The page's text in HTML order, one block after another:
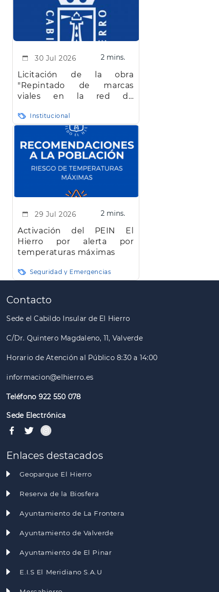
30 Jul 2026 2 mins.
Licitación de la obra
"Repintado de marcas
viales en la red de
Hierro"
Institucional
29 Jul 2026 2 mins.
Activación del PEIN El
Hierro por alerta por
temperaturas máximas
Seguridad y Emergencias
Paginación
Contacto
Sede el Cabildo Insular de El Hierro
C/Dr. Quintero Magdaleno, 11, Valverde
Horario de Atención al Público 8:30 a 14:00
informacion@elhierro.es
Teléfono 922 550 078
Sede Electrónica
Enlaces destacados
Geoparque El Hierro
Reserva de la Biosfera
Ayuntamiento de La Frontera
Ayuntamiento de Valverde
Ayuntamiento de El Pinar
E.I.S El Meridiano S.A.U